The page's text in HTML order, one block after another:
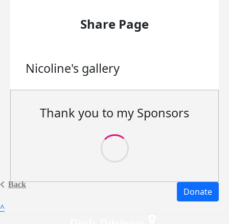
Back
Share Page
Nicoline's gallery
Thank you to my Sponsors
Donate
^